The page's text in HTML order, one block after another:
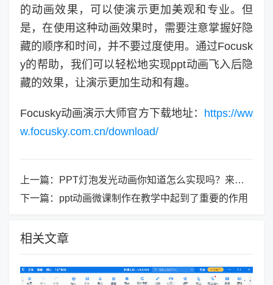
的动画效果，可以使演示更加美观和专业。但
是，在使用这种动画效果时，需要注意掌握好隐
藏的顺序和时间，并不要过度使用。通过Focusk
y的帮助，我们可以轻松地实现ppt动画飞入后隐
藏的效果，让演示更加生动和有趣。
Focusky动画演示大师官方下载地址： https://ww
w.focusky.com.cn/download/
上一篇：
PPT灯泡发光动画你知道怎么实现吗？来学学吧！
下一篇： ppt动画微课制作在教学中起到了重要的作用
相关文章